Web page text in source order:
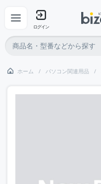
ログイン
ホーム パソコン関連用品